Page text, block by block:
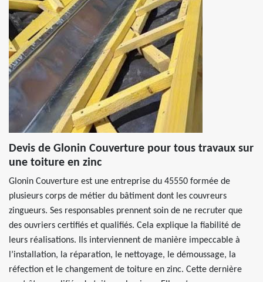
Devis de Glonin Couverture pour tous travaux sur
une toiture en zinc
Glonin Couverture est une entreprise du 45550 formée de
plusieurs corps de métier du bâtiment dont les couvreurs
zingueurs. Ses responsables prennent soin de ne recruter que
des ouvriers certifiés et qualifiés. Cela explique la fiabilité de
leurs réalisations. Ils interviennent de manière impeccable à
l’installation, la réparation, le nettoyage, le démoussage, la
réfection et le changement de toiture en zinc. Cette dernière